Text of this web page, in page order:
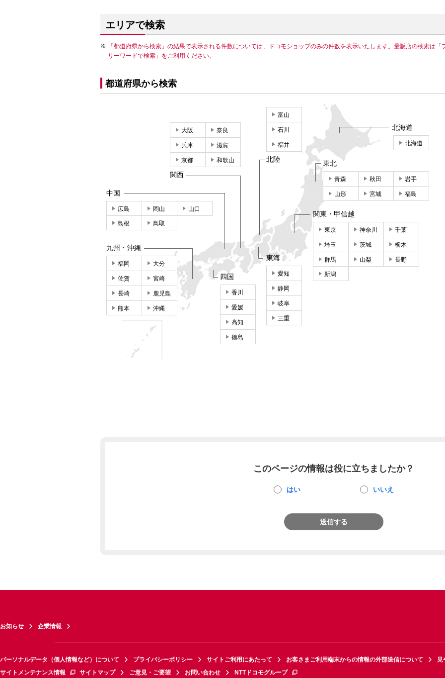
エリアで検索
「都道府県から検索」の結果で表示される件数については、ドコモショップのみの件数を表示いたします。量販店の検索は「
リーワードで検索」をご利用ください。
都道府県から検索
北海道
北海道
東北
青森 秋田 岩手
山形 宮城 福島
関東・甲信越
東京 神奈川 千葉
埼玉 茨城 栃木
群馬 山梨 長野
新潟
東海
愛知
静岡
岐阜
三重
富山
石川
福井
北陸
大阪 奈良
兵庫 滋賀
京都 和歌山
関西
中国
広島 岡山 山口
島根 鳥取
四国
香川
愛媛
高知
徳島
九州・沖縄
福岡 大分
佐賀 宮崎
長崎 鹿児島
熊本 沖縄
このページの情報は役に立ちましたか？
はい いいえ
送信する
お知らせ 企業情報
パーソナルデータ（個人情報など）について プライバシーポリシー サイトご利用にあたって お客さまご利用端末からの情報の外部送信について
見
サイトメンテナンス情報
サイトマップ ご意見・ご要望 お問い合わせ NTTドコモグループ